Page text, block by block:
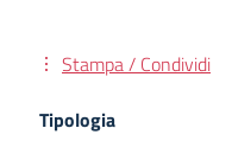
Stampa / Condividi
Tipologia